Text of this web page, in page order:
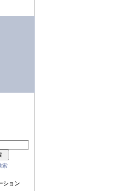
索
ョン